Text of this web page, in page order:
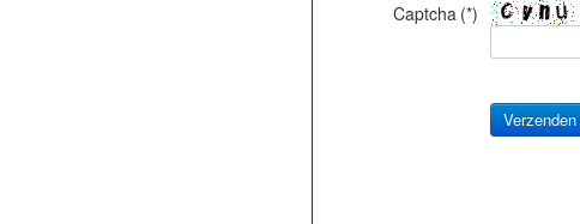
Captcha (*)
Verzenden